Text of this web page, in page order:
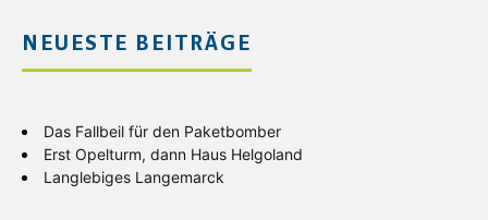
NEUESTE BEITRÄGE
Das Fallbeil für den Paketbomber
Erst Opelturm, dann Haus Helgoland
Langlebiges Langemarck